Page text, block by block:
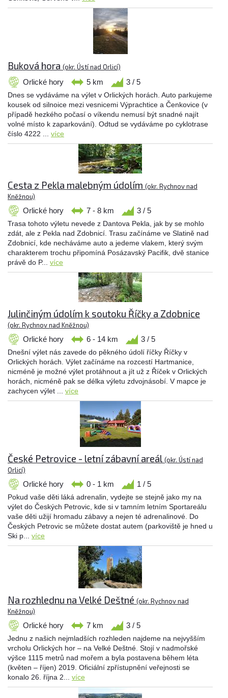
Buková hora (okr. Ústí nad Orlicí)
Orlické hory 5 km 3 / 5
Dnes se vydáváme na výlet v Orlických horách. Auto parkujeme
kousek od silnoice mezi vesnicemi Výprachtice a Čenkovice (v
případě hezkého počasí o víkendu nemusí být snadné najít
volné místo k zaparkování). Odtud se vydáváme po cyklotrase
číslo 4222 ... více
Cesta z Pekla malebným údolím (okr. Rychnov nad
Kněžnou)
Orlické hory 7 - 8 km 3 / 5
Trasa tohoto výletu nevede z Dantova Pekla, jak by se mohlo
zdát, ale z Pekla nad Zdobnicí. Trasu začínáme ve Slatině nad
Zdobnicí, kde necháváme auto a jedeme vlakem, který svým
charakterem trochu připomíná Posázavský Pacifik, dvě stanice
právě do P... více
Julinčiným údolím k soutoku Říčky a Zdobnice
(okr. Rychnov nad Kněžnou)
Orlické hory 6 - 14 km 3 / 5
Dnešní výlet nás zavede do pěkného údolí říčky Říčky v
Orlických horách. Výlet začínáme na rozcestí Hartmanice,
nicméně je možné výlet protáhnout a jít už z Říček v Orlických
horách, nicméně pak se délka výletu zdvojnásobí. V mapce je
zachycen výlet ... více
České Petrovice - letní zábavní areál (okr. Ústí nad
Orlicí)
Orlické hory 0 - 1 km 1 / 5
Pokud vaše děti láká adrenalin, vydejte se stejně jako my na
výlet do Českých Petrovic, kde si v tamním letním Sportareálu
vaše děti užijí hromadu zábavy a nejen té adrenalinové. Do
Českých Petrovic se můžete dostat autem (parkoviště je hned u
Ski p... více
Na rozhlednu na Velké Deštné (okr. Rychnov nad
Kněžnou)
Orlické hory 7 km 3 / 5
Jednu z našich nejmladších rozhleden najdeme na nejvyšším
vrcholu Orlických hor – na Velké Deštné. Stojí v nadmořské
výšce 1115 metrů nad mořem a byla postavena během léta
(květen – říjen) 2019. Oficiální zpřístupnění veřejnosti se
konalo 26. října 2... více